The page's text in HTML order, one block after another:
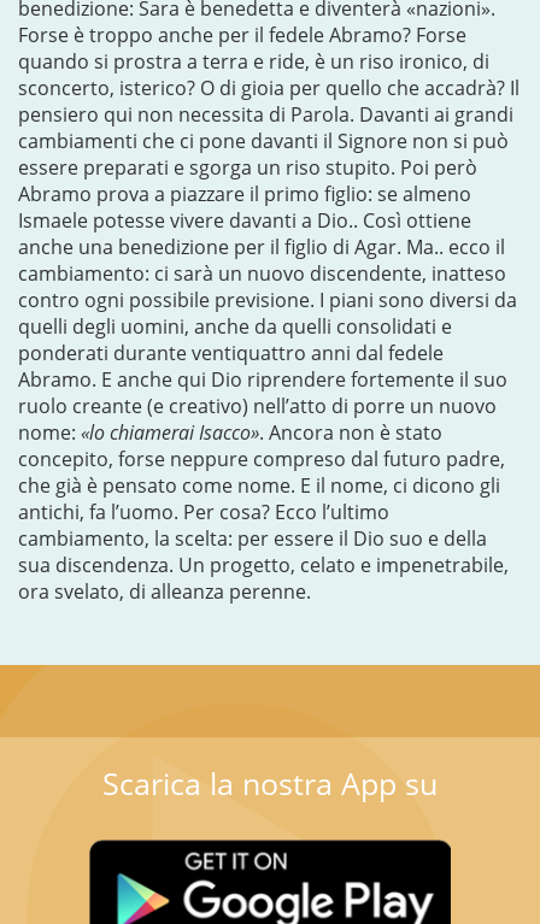
benedizione: Sara è benedetta e diventerà «nazioni».
Forse è troppo anche per il fedele Abramo? Forse
quando si prostra a terra e ride, è un riso ironico, di
sconcerto, isterico? O di gioia per quello che accadrà? Il
pensiero qui non necessita di Parola. Davanti ai grandi
cambiamenti che ci pone davanti il Signore non si può
essere preparati e sgorga un riso stupito. Poi però
Abramo prova a piazzare il primo figlio: se almeno
Ismaele potesse vivere davanti a Dio.. Così ottiene
anche una benedizione per il figlio di Agar. Ma.. ecco il
cambiamento: ci sarà un nuovo discendente, inatteso
contro ogni possibile previsione. I piani sono diversi da
quelli degli uomini, anche da quelli consolidati e
ponderati durante ventiquattro anni dal fedele
Abramo. E anche qui Dio riprendere fortemente il suo
ruolo creante (e creativo) nell’atto di porre un nuovo
nome: «lo chiamerai Isacco». Ancora non è stato
concepito, forse neppure compreso dal futuro padre,
che già è pensato come nome. E il nome, ci dicono gli
antichi, fa l’uomo. Per cosa? Ecco l’ultimo
cambiamento, la scelta: per essere il Dio suo e della
sua discendenza. Un progetto, celato e impenetrabile,
ora svelato, di alleanza perenne.
Scarica la nostra App su